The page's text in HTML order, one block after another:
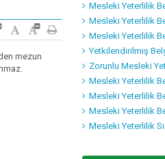
Gerçekleştirildi.
mezun
Mesleki Yeterlilik
Mesleki Yeterlilik
Mesleki Yeterlilik
Yetkilendirilmiş
Zorunlu Mesleki
Mesleki Yeterlilik
Mesleki Yeterlilik
Mesleki Yeterlilik
Mesleki Yeterlilik